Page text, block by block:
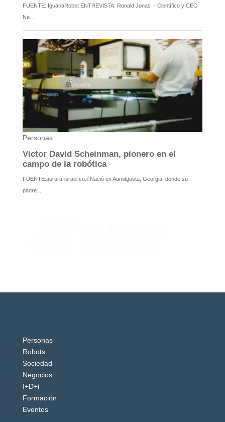
Personas
Robots
Sociedad
Negocios
I+D+i
Formación
Eventos